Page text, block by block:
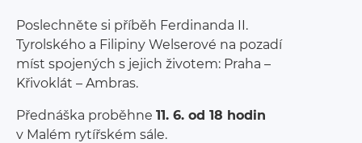
Poslechněte si příběh Ferdinanda II.
Tyrolského a Filipiny Welserové na pozadí
míst spojených s jejich životem: Praha –
Křivoklát – Ambras.
Přednáška proběhne 11. 6. od 18 hodin
v Malém rytířském sále.